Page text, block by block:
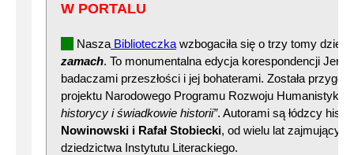
W PORTALU
Nasza Biblioteczka wzbogaciła się o trzy tomy dzieła
zamach. To monumentalna edycja korespondencji
badaczami przeszłości i jej bohaterami. Została
projektu Narodowego Programu Rozwoju Humanistyki
historycy i świadkowie historii”. Autorami są łódzcy
Nowinowski i Rafał Stobiecki, od wielu lat zajmujący
dziedzictwa Instytutu Literackiego.